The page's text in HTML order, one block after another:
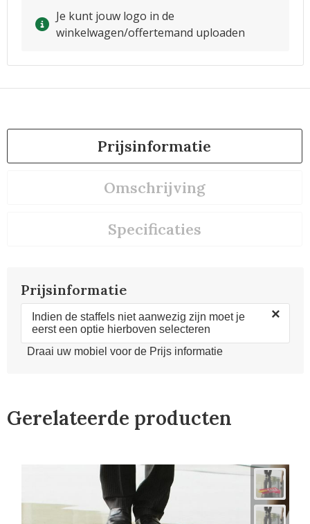
Je kunt jouw logo in de
winkelwagen/offertemand uploaden
Prijsinformatie
Omschrijving
Specificaties
Prijsinformatie
Indien de staffels niet aanwezig zijn moet je
eerst een optie hierboven selecteren
×
Draai uw mobiel voor de Prijs informatie
Gerelateerde producten